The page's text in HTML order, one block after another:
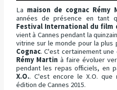
La maison de cognac Rémy
années de présence en tant
Festival International du film
vient à Cannes pendant la
vitrine sur le monde pour la
Cognac. C'est certainement
Rémy Martin à faire évoluer
pendant les repas officiels, en
X.O.. C'est encore le X.O. que
édition de Cannes 2015.